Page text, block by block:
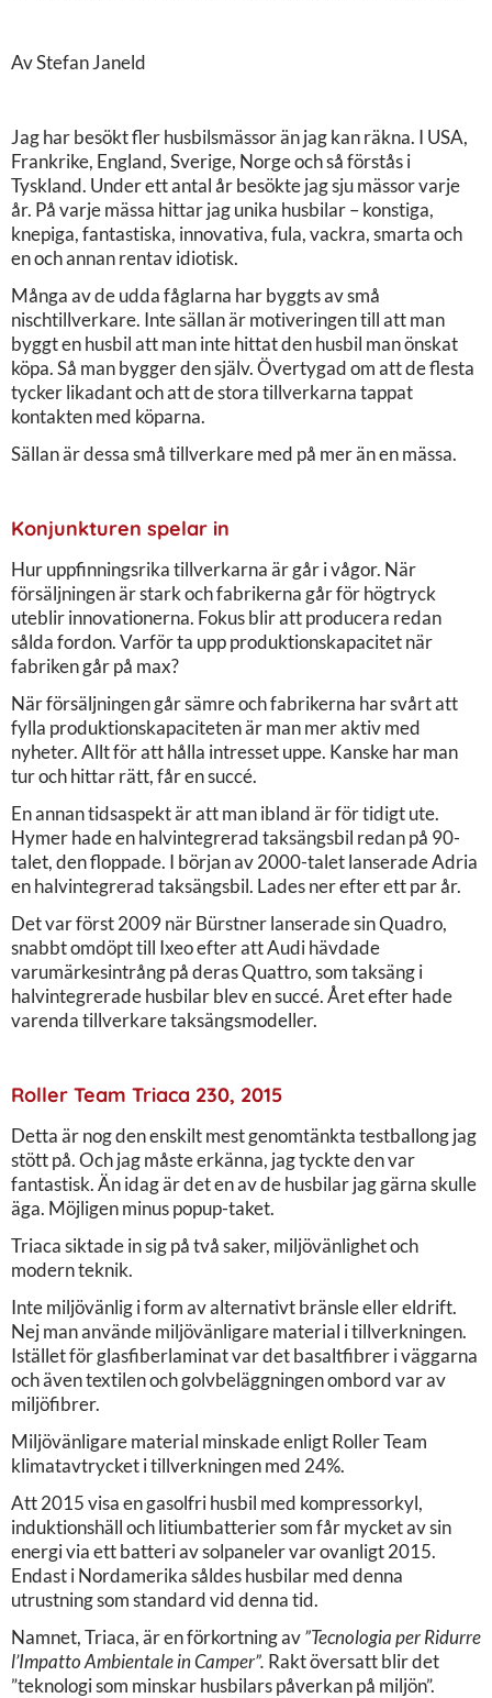
Av Stefan Janeld
Jag har besökt fler husbilsmässor än jag kan räkna. I USA,
Frankrike, England, Sverige, Norge och så förstås i
Tyskland. Under ett antal år besökte jag sju mässor varje
år. På varje mässa hittar jag unika husbilar – konstiga,
knepiga, fantastiska, innovativa, fula, vackra, smarta och
en och annan rentav idiotisk.
Många av de udda fåglarna har byggts av små
nischtillverkare. Inte sällan är motiveringen till att man
byggt en husbil att man inte hittat den husbil man önskat
köpa. Så man bygger den själv. Övertygad om att de flesta
tycker likadant och att de stora tillverkarna tappat
kontakten med köparna.
Sällan är dessa små tillverkare med på mer än en mässa.
Konjunkturen spelar in
Hur uppfinningsrika tillverkarna är går i vågor. När
försäljningen är stark och fabrikerna går för högtryck
uteblir innovationerna. Fokus blir att producera redan
sålda fordon. Varför ta upp produktionskapacitet när
fabriken går på max?
När försäljningen går sämre och fabrikerna har svårt att
fylla produktionskapaciteten är man mer aktiv med
nyheter. Allt för att hålla intresset uppe. Kanske har man
tur och hittar rätt, får en succé.
En annan tidsaspekt är att man ibland är för tidigt ute.
Hymer hade en halvintegrerad taksängsbil redan på 90-
talet, den floppade. I början av 2000-talet lanserade Adria
en halvintegrerad taksängsbil. Lades ner efter ett par år.
Det var först 2009 när Bürstner lanserade sin Quadro,
snabbt omdöpt till Ixeo efter att Audi hävdade
varumärkesintrång på deras Quattro, som taksäng i
halvintegrerade husbilar blev en succé. Året efter hade
varenda tillverkare taksängsmodeller.
Roller Team Triaca 230, 2015
Detta är nog den enskilt mest genomtänkta testballong jag
stött på. Och jag måste erkänna, jag tyckte den var
fantastisk. Än idag är det en av de husbilar jag gärna skulle
äga. Möjligen minus popup-taket.
Triaca siktade in sig på två saker, miljövänlighet och
modern teknik.
Inte miljövänlig i form av alternativt bränsle eller eldrift.
Nej man använde miljövänligare material i tillverkningen.
Istället för glasfiberlaminat var det basaltfibrer i väggarna
och även textilen och golvbeläggningen ombord var av
miljöfibrer.
Miljövänligare material minskade enligt Roller Team
klimatavtrycket i tillverkningen med 24%.
Att 2015 visa en gasolfri husbil med kompressorkyl,
induktionshäll och litiumbatterier som får mycket av sin
energi via ett batteri av solpaneler var ovanligt 2015.
Endast i Nordamerika såldes husbilar med denna
utrustning som standard vid denna tid.
Namnet, Triaca, är en förkortning av”Tecnologia per Ridurre
l’Impatto Ambientale in Camper”. Rakt översatt blir det
”teknologi som minskar husbilars påverkan på miljön”.